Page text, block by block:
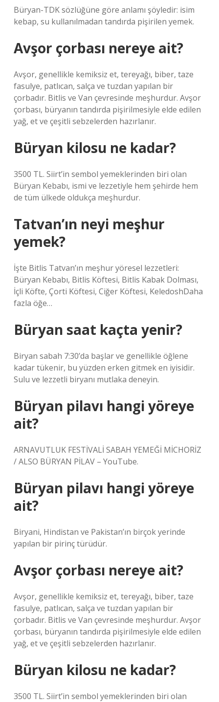
Büryan-TDK sözlüğüne göre anlamı şöyledir: isim
kebap, su kullanılmadan tandırda pişirilen yemek.
Avşor çorbası nereye ait?
Avşor, genellikle kemiksiz et, tereyağı, biber, taze
fasulye, patlıcan, salça ve tuzdan yapılan bir
çorbadır. Bitlis ve Van çevresinde meşhurdur. Avşor
çorbası, büryanın tandırda pişirilmesiyle elde edilen
yağ, et ve çeşitli sebzelerden hazırlanır.
Büryan kilosu ne kadar?
3500 TL. Siirt’in sembol yemeklerinden biri olan
Büryan Kebabı, ismi ve lezzetiyle hem şehirde hem
de tüm ülkede oldukça meşhurdur.
Tatvan’ın neyi meşhur
yemek?
İşte Bitlis Tatvan’ın meşhur yöresel lezzetleri:
Büryan Kebabı, Bitlis Köftesi, Bitlis Kabak Dolması,
İçli Köfte, Çorti Köftesi, Ciğer Köftesi, KeledoshDaha
fazla öğe…
Büryan saat kaçta yenir?
Biryan sabah 7:30’da başlar ve genellikle öğlene
kadar tükenir, bu yüzden erken gitmek en iyisidir.
Sulu ve lezzetli biryanı mutlaka deneyin.
Büryan pilavı hangi yöreye
ait?
ARNAVUTLUK FESTİVALİ SABAH YEMEĞİ MİCHORİZ
/ ALSO BÜRYAN PİLAV – YouTube.
Büryan pilavı hangi yöreye
ait?
Biryani, Hindistan ve Pakistan’ın birçok yerinde
yapılan bir pirinç türüdür.
Avşor çorbası nereye ait?
Avşor, genellikle kemiksiz et, tereyağı, biber, taze
fasulye, patlıcan, salça ve tuzdan yapılan bir
çorbadır. Bitlis ve Van çevresinde meşhurdur. Avşor
çorbası, büryanın tandırda pişirilmesiyle elde edilen
yağ, et ve çeşitli sebzelerden hazırlanır.
Büryan kilosu ne kadar?
3500 TL. Siirt’in sembol yemeklerinden biri olan